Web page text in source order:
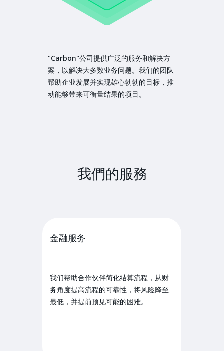
"Carbon"公司提供广泛的服务和解决方
案，以解决大多数业务问题。我们的团队
帮助企业发展并实现雄心勃勃的目标，推
动能够带来可衡量结果的项目。
我們的服務
金融服务
我们帮助合作伙伴简化结算流程，从财
务角度提高流程的可靠性，将风险降至
最低，并提前预见可能的困难。